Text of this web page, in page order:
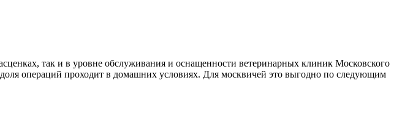
так и в уровне обслуживания и оснащенности ветеринарных клиник Московского
операций проходит в домашних условиях. Для москвичей это выгодно по следующим